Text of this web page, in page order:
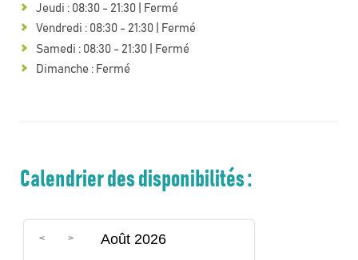
Jeudi : 08:30 - 21:30 | Fermé
Vendredi : 08:30 - 21:30 | Fermé
Samedi : 08:30 - 21:30 | Fermé
Dimanche : Fermé
Calendrier des disponibilités :
Août 2026